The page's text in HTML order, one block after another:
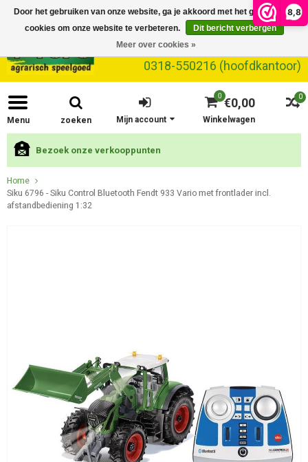
8,8
0318-550216 (hoofdkantoor)
Menu zoeken
0
0 €0,00
Winkelwagen
Mijn account
Bezoek onze verkooppunten
Home
Siku 6796 - Siku Control Bluetooth Fendt 933 Vario met frontlader incl.
afstandbediening 1:32
Door het gebruiken van onze website, ga je akkoord met het gebruik van
cookies om onze website te verbeteren.
Dit bericht verbergen
Meer over cookies »